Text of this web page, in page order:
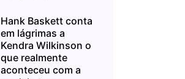
Hank Baskett conta
em lágrimas a
Kendra Wilkinson o
que realmente
aconteceu com a